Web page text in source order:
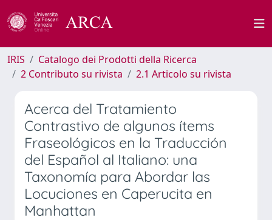
IRIS
Catalogo dei Prodotti della Ricerca
2 Contributo su rivista
2.1 Articolo su rivista
Acerca del Tratamiento
Contrastivo de algunos ítems
Fraseológicos en la Traducción
del Español al Italiano: una
Taxonomía para Abordar las
Locuciones en Caperucita en
Manhattan